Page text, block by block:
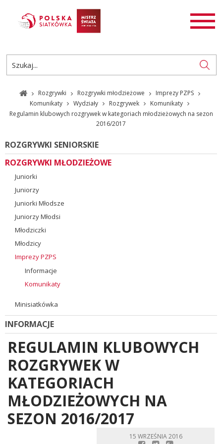
AKTUALNOŚCI
ROZGRYWKI
PL
EN
Rozgrywki Rozgrywki młodzieżowe
Imprezy PZPS
Komunikaty
Wydziały Rozgrywek
Komunikaty
Regulamin klubowych rozgrywek w kategoriach młodzieżowych na sezon
2016/2017
ROZGRYWKI SENIORSKIE
ROZGRYWKI MŁODZIEŻOWE
Juniorki
Juniorzy
Juniorki Młodsze
Juniorzy Młodsi
Młodziczki
Młodzicy
Imprezy PZPS
Informacje
Komunikaty
Minisiatkówka
INFORMACJE
REGULAMIN KLUBOWYCH
ROZGRYWEK W
KATEGORIACH
MŁODZIEŻOWYCH NA
SEZON 2016/2017
15 WRZEŚNIA 2016